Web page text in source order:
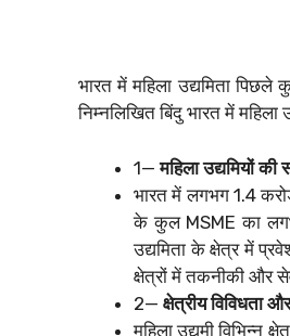
भारत में महिला उद्यमिता
निम्नलिखित बिंदु भारत में महिला
1—महिला उद्यमियों
भारत में लगभग 1.4
के कुल MSME का
उद्यमिता के क्षेत्र में
क्षेत्रों में तकनीकी और
2— क्षेत्रीय विविधता
महिला उद्यमी विभिन्न